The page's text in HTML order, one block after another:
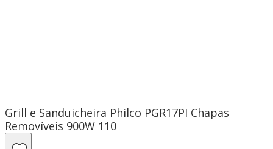
Grill e Sanduicheira Philco PGR17PI Chapas
Removíveis 900W 110